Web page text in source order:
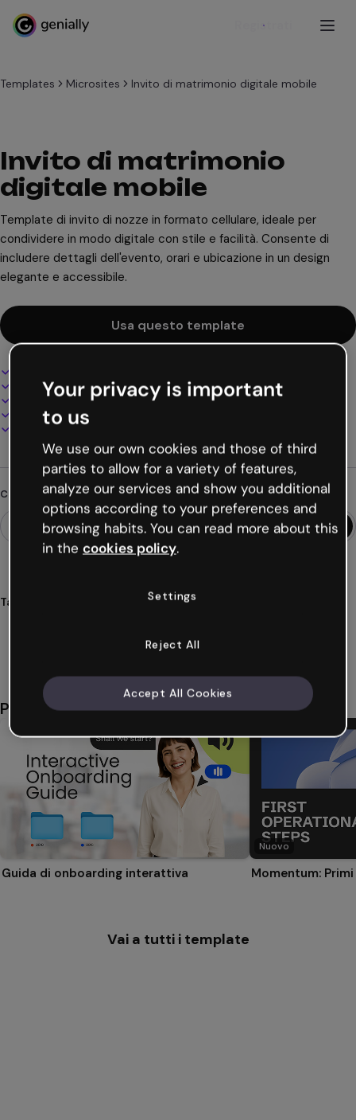
Registrati
Templates Microsites Invito di matrimonio digitale mobile
Invito di matrimonio
digitale mobile
Template di invito di nozze in formato cellulare, ideale per
condividere in modo digitale con stile e facilità. Consente di
includere dettagli dell'evento, orari e ubicazione in un design
elegante e accessibile.
Usa questo template
100% personalizzabile
Aggiungi audio, video e multimedia
Presenta, condividi o pubblica online
Scarica in PDF, MP4 e altri formati
Cerchi qualcosa di diverso?
Tags
Potrebbe piacerti anche
Guida di onboarding interattiva
Nuovo
Momentum:
Vai a tutti i template
Your privacy is important
to us
We use our own cookies and those of third
parties to allow for a variety of features,
analyze our services and show you additional
options according to your preferences and
browsing habits. You can read more about this
in the cookies policy.
Settings
Reject All
Accept All Cookies